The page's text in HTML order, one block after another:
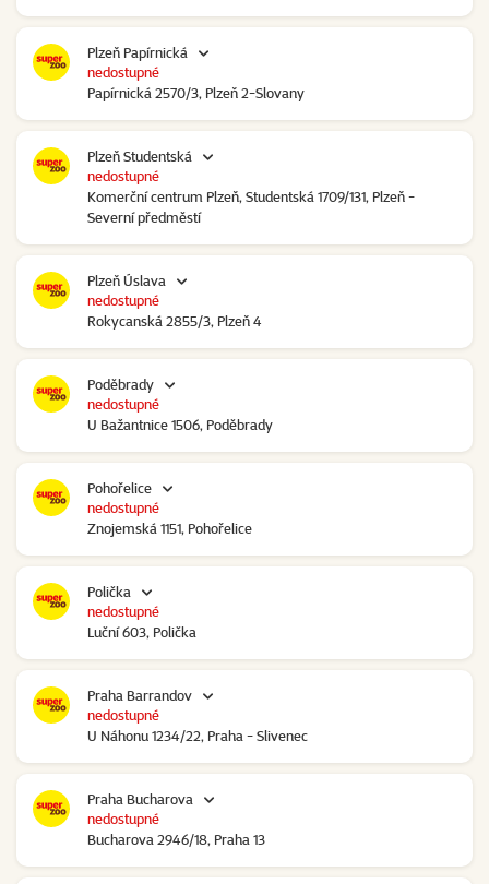
Plzeň Papírnická
Papírnická 2570/3, Plzeň 2-Slovany
nedostupné
Plzeň Studentská
Komerční centrum Plzeň, Studentská 1709/131, Plzeň -
Severní předměstí
nedostupné
Plzeň Úslava
Rokycanská 2855/3, Plzeň 4
nedostupné
Poděbrady
U Bažantnice 1506, Poděbrady
nedostupné
Pohořelice
Znojemská 1151, Pohořelice
nedostupné
Polička
Luční 603, Polička
nedostupné
Praha Barrandov
U Náhonu 1234/22, Praha - Slivenec
nedostupné
Praha Bucharova
Bucharova 2946/18, Praha 13
nedostupné